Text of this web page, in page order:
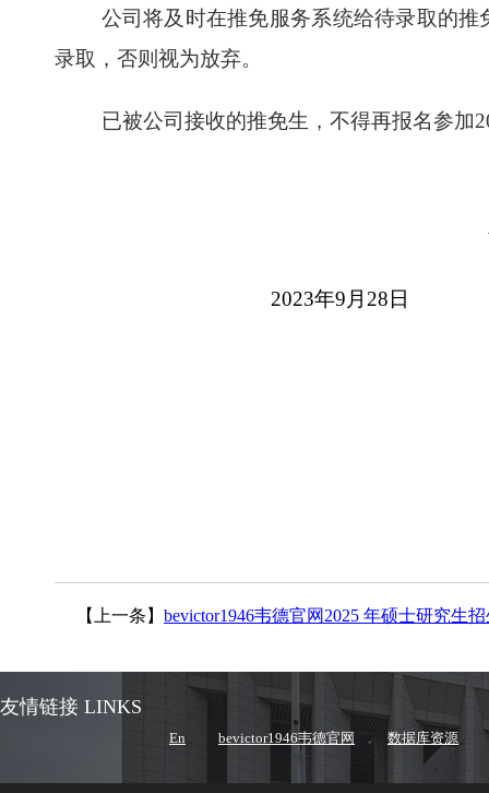
公司将及时在推免服务系统给待录取的
录取，否则视为放弃。
已被公司接收的推免生，不得再报名参加
2023年9 月 28日
【上一条】 bevictor1946韦德官网2025 年硕士研究生
友情链接 LINKS
En bevictor1946韦德官网 数据库资源